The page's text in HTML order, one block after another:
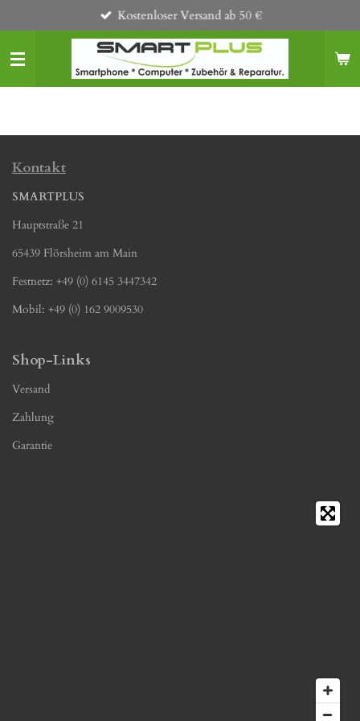
Hauptinhalt
springen
Kostenloser Versand ab 50 €
Kontakt
SMARTPLUS
Hauptstraße 21
65439 Flörsheim am Main
Festnetz: +49 (0) 6145 3447342
Mobil: +49 (0) 162 9009530
Shop-Links
Versand
Zahlung
Garantie